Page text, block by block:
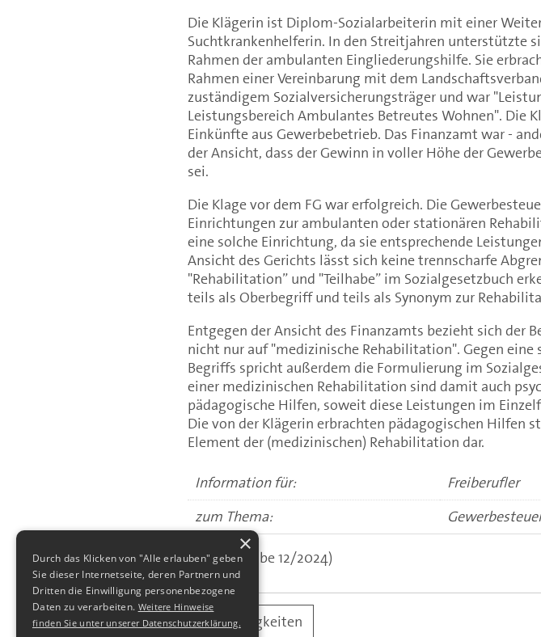
Die Klägerin ist Diplom-Sozialarbeiterin mit einer
Suchtkrankenhelferin. In den Streitjahren unterstützte
Rahmen der ambulanten Eingliederungshilfe. Sie
Rahmen einer Vereinbarung mit dem
zuständigem Sozialversicherungsträger und war
Leistungsbereich Ambulantes Betreutes Wohnen". Die
Einkünfte aus Gewerbebetrieb. Das Finanzamt war -
der Ansicht, dass der Gewinn in voller Höhe der
sei.
Die Klage vor dem FG war erfolgreich. Die
Einrichtungen zur ambulanten oder stationären
eine solche Einrichtung, da sie entsprechende
Ansicht des Gerichts lässt sich keine trennscharfe
"Rehabilitation” und "Teilhabe” im Sozialgesetzbuch
teils als Oberbegriff und teils als Synonym zur
Entgegen der Ansicht des Finanzamts bezieht sich der
nicht nur auf "medizinische Rehabilitation". Gegen eine
Begriffs spricht außerdem die Formulierung im
einer medizinischen Rehabilitation sind damit auch
pädagogische Hilfen, soweit diese Leistungen im
Die von der Klägerin erbrachten pädagogischen Hilfen
Element der (medizinischen) Rehabilitation dar.
Information für:
Freiberufler
zum Thema:
(aus: Ausgabe 12/2024)
alle Neuigkeiten
×
Durch das Klicken von "Alle erlauben" geben
Sie dieser Internetseite, deren Partnern und
Dritten die Einwilligung personenbezogene
Daten zu verarbeiten. Weitere Hinweise
finden Sie unter unserer Datenschutzerklärung.